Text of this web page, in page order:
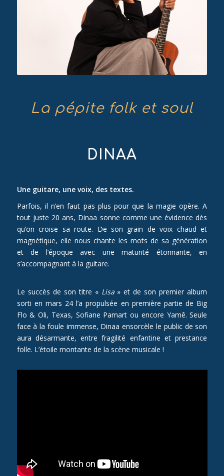
La pépite folk et soul
DINAA
Une guitare, une voix, des textes.
Parfois, il n’en faut pas plus pour que la magie opère. A
tout juste 20 ans, Dinaa sonne comme une évidence dès
qu’on croise sa route. De son grain de voix chaud et
magnétique, elle nous chante les mots de sa génération
et de l’époque avec une maturité étonnante, en
s’accompagnant à la guitare.
Le succès de son titre « Lisa» et de son premier album
sorti en mars 24 l’a propulsée en première partie de Big
Flo & Oli, Texas, Sofiane Pamart ou encore Yamê. Seule
face à la foule immense, Dinaa ensorcèle le public de son
aura désarmante, entre fragilité enfantine et prestance
folle. L’étoile montante de la scène musicale !